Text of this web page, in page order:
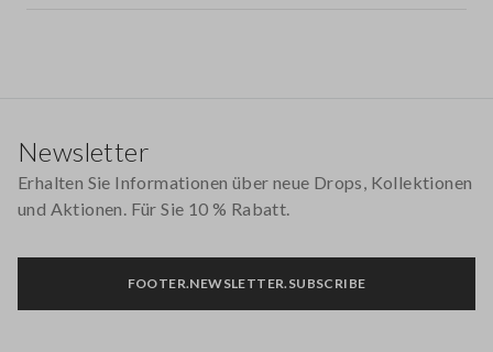
Newsletter
Erhalten Sie Informationen über neue Drops, Kollektionen
und Aktionen. Für Sie 10 % Rabatt.
FOOTER.NEWSLETTER.SUBSCRIBE